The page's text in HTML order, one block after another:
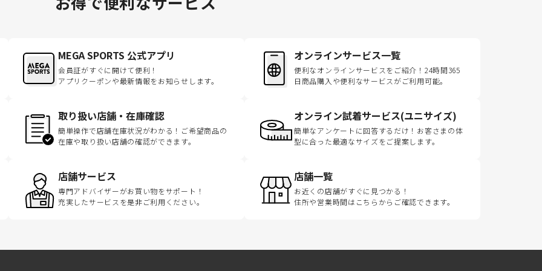
MEGA SPORTS 公式アプリ
会員証がすぐに開けて便利！
アプリクーポンや最新情報をお知らせします。
オンラインサービス一覧
便利なオンラインサービスをご紹介！24時間365
日商品購入や便利なサービスがご利用可能。
取り扱い店舗・在庫確認
簡単操作で店舗在庫状況がわかる！ご希望商品の
在庫や取り扱い店舗の確認ができます。
オンライン試着サービス(ユニサイズ)
簡単なアンケートに回答するだけ！お客さまの体
型に合った最適なサイズをご提案します。
店舗サービス
専門アドバイザーがお買い物をサポート！
充実したサービスを是非ご利用ください。
店舗一覧
お近くの店舗がすぐに見つかる！
住所や営業時間はこちらからご確認できます。